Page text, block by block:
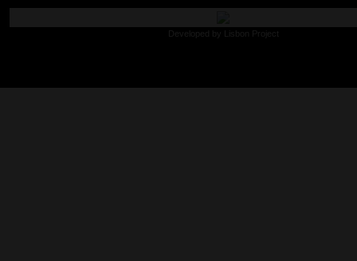
Developed by Lisbon Project